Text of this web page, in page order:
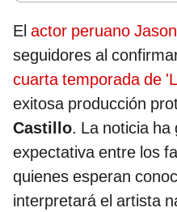
El actor peruano
seguidores al
cuarta temporada de
exitosa producción
Castillo. La noticia ha
expectativa entre los
quienes esperan
interpretará el artista